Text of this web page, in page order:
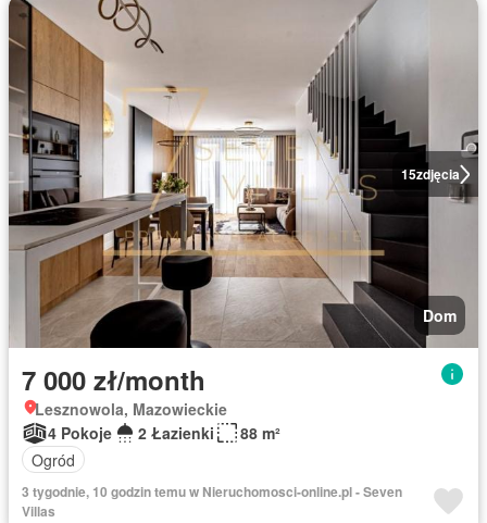
15zdjęcia
Dom
7 000 zł/month
Lesznowola, Mazowieckie
4 Pokoje
2 Łazienki
88 m²
Ogród
3 tygodnie, 10 godzin temu w Nieruchomosci-online.pl - Seven
Villas